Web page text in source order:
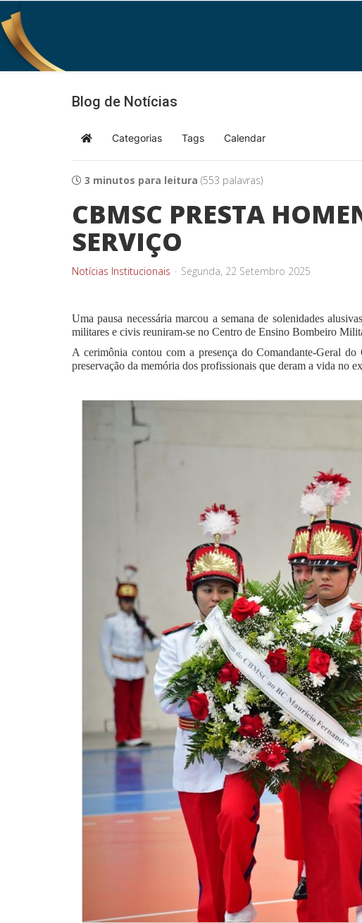
Blog de Notícias
Home Categorias Tags Calendar
3 minutos para leitura (553 palavras)
CBMSC PRESTA
SERVIÇO
Notícias Institucionais Segunda, 22 Setembro 2025
Uma pausa necessária marcou a semana de solenidades
militares e civis reuniram-se no Centro de Ensino Bombeiro
A cerimônia contou com a presença do Comandante-Geral
preservação da memória dos profissionais que deram a vida no